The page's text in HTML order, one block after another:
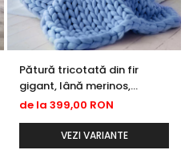
Pătură tricotată din fir
gigant, lână merinos,
albastru
de la 399,00 RON
VEZI VARIANTE